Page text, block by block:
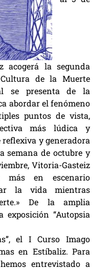
acogerá la segunda
de la Muerte
se presenta de la
abordar el fenómeno
puntos de vista,
más lúdica y
y generadora
semana de octubre y
Vitoria-Gasteiz
en escenario
la vida mientras
De la amplia
exposición “Autopsia
el I Curso Imago
en Estíbaliz. Para
entrevistado a